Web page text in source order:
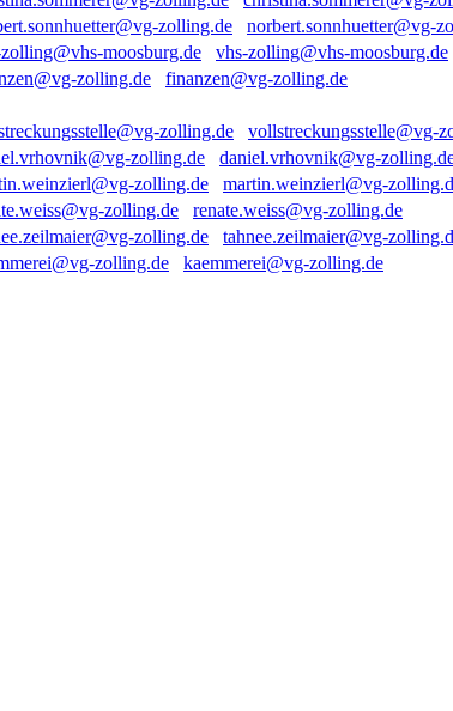
norbert.sonnhuetter@vg-
vhs-zolling@vhs-moosburg.de
finanzen@vg-zolling.de
vollstreckungsstelle@vg-
daniel.vrhovnik@vg-
martin.weinzierl@vg-
renate.weiss@vg-zolling.de
tahnee.zeilmaier@vg-
kaemmerei@vg-zolling.de